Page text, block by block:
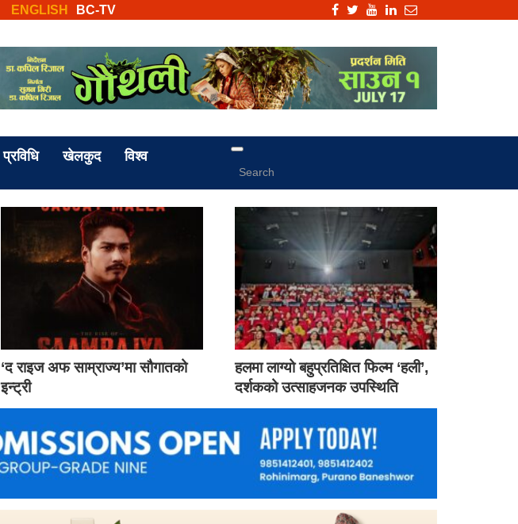
BC-TV
ENGLISH
प्रविधि खेलकुद विश्व
‘द राइज अफ साम्राज्य’मा सौगातको
इन्ट्री
हलमा लाग्यो बहुप्रतिक्षित फिल्म ‘हली’,
दर्शकको उत्साहजनक उपस्थिति